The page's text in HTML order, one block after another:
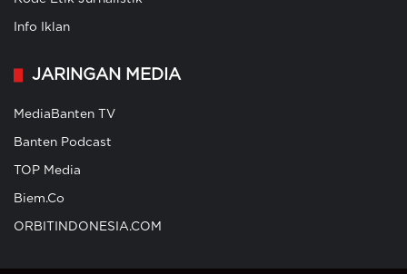
Info Iklan
JARINGAN MEDIA
MediaBanten TV
Banten Podcast
TOP Media
Biem.Co
ORBITINDONESIA.COM